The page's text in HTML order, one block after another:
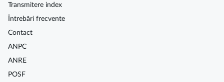
Transmitere index
Întrebări frecvente
Contact
ANPC
ANRE
POSF